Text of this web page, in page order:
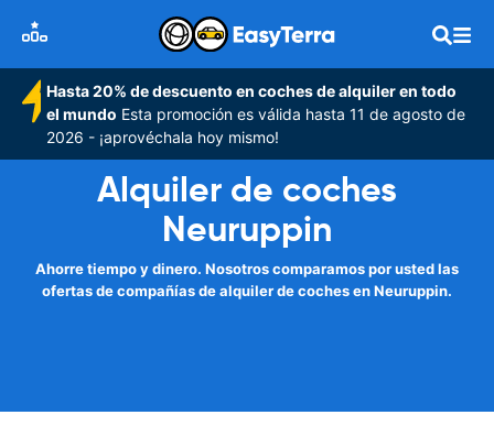
Hasta 20% de descuento en coches de alquiler en todo
el mundo Esta promoción es válida hasta 11 de agosto de
2026 - ¡aprovéchala hoy mismo!
Alquiler de coches
Neuruppin
Ahorre tiempo y dinero. Nosotros comparamos por usted las
ofertas de compañías de alquiler de coches en Neuruppin.